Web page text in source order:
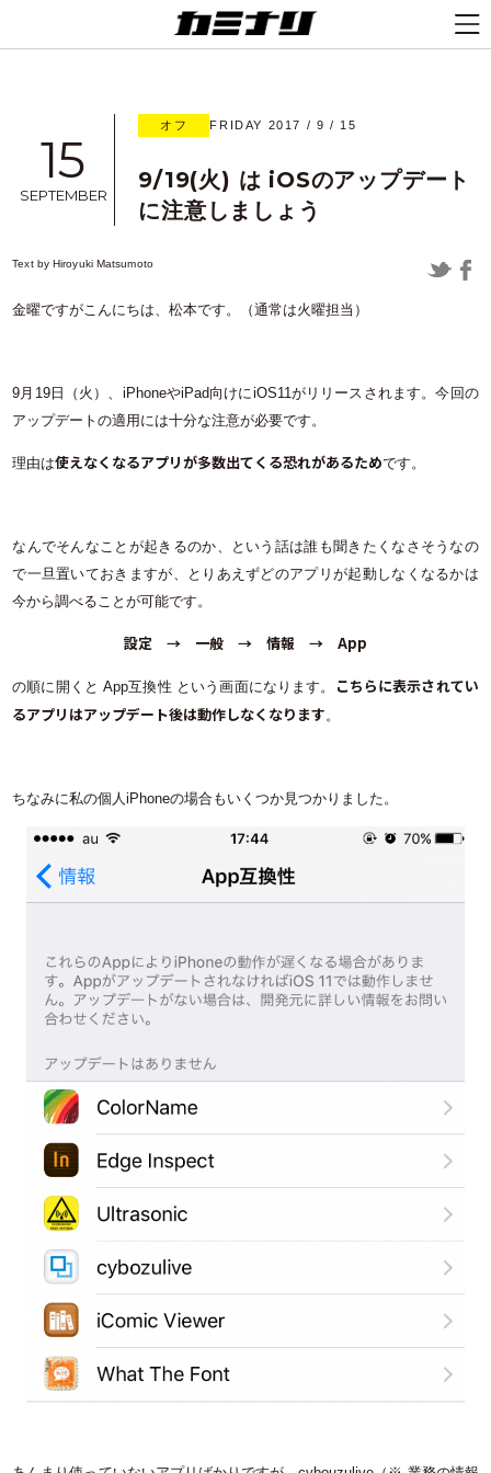
15
SEPTEMBER
オフ FRIDAY 2017 / 9 / 15
9/19(火) は iOSのアップデート
に注意しましょう
Text byHiroyuki Matsumoto
金曜ですがこんにちは、松本です。（通常は火曜担当）
9月19日（火）、iPhoneやiPad向けにiOS11がリリースされます。今回の
アップデートの適用には十分な注意が必要です。
理由は使えなくなるアプリが多数出てくる恐れがあるためです。
なんでそんなことが起きるのか、という話は誰も聞きたくなさそうなの
で一旦置いておきますが、とりあえずどのアプリが起動しなくなるかは
今から調べることが可能です。
設定 → 一般 → 情報 → App
の順に開くと App互換性 という画面になります。
こちらに表示されてい
るアプリはアップデート後は動作しなくなります。
ちなみに私の個人iPhoneの場合もいくつか見つかりました。